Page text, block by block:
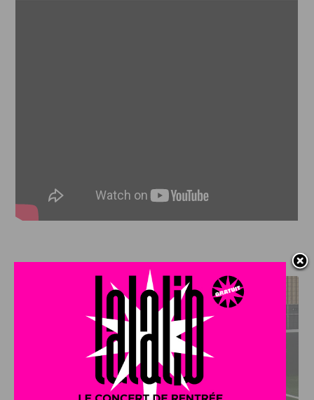
DFCO : RENCONTRE AVEC PIERRE-HENRI DEBALLON,